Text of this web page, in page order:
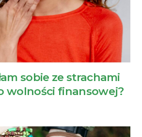
sobie ze strachami
wolności finansowej?